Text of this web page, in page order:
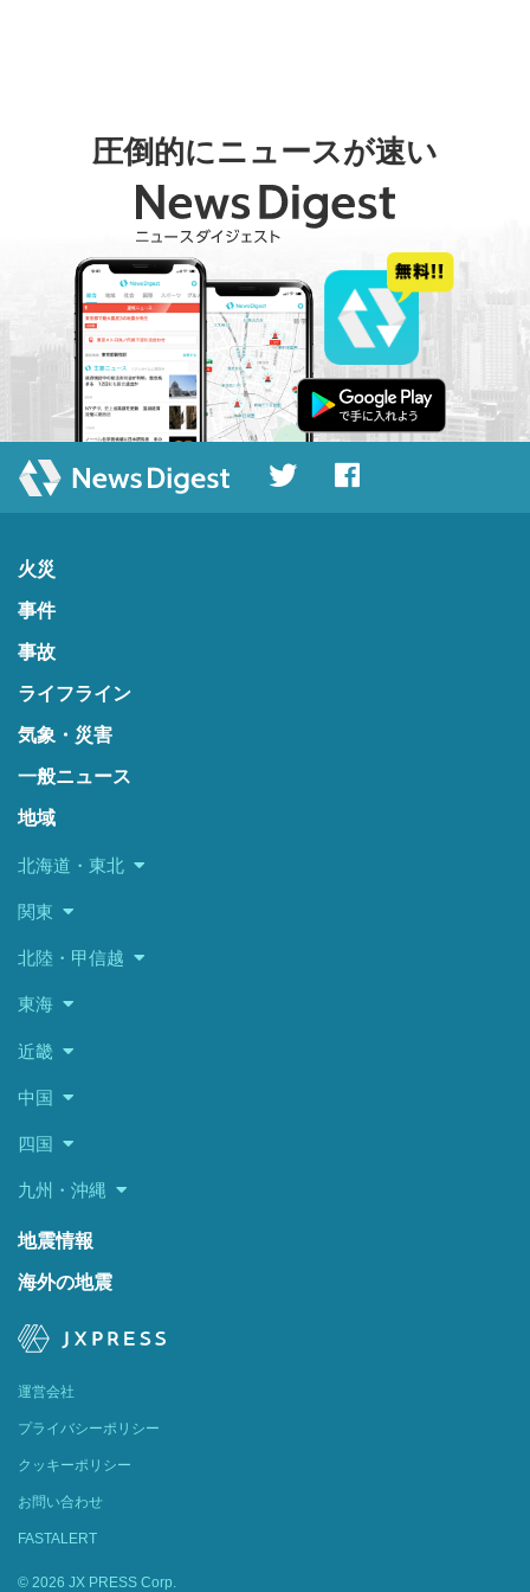
圧倒的にニュースが速い
火災
事件
事故
ライフライン
気象・災害
一般ニュース
地域
北海道・東北
関東
北陸・甲信越
東海
近畿
中国
四国
九州・沖縄
地震情報
海外の地震
運営会社
プライバシーポリシー
クッキーポリシー
お問い合わせ
FASTALERT
© 2026 JX PRESS Corp.